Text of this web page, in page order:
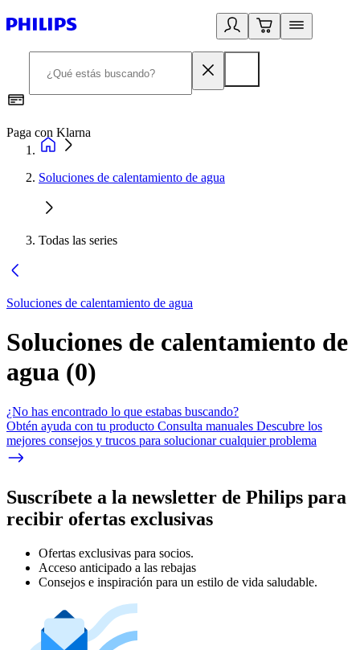
Paga con Klarna
Soluciones de calentamiento de agua
Todas las series
Soluciones de calentamiento de agua
Soluciones de calentamiento de
agua (0)
¿No has encontrado lo que estabas buscando?
Obtén ayuda con tu producto Consulta manuales Descubre los
mejores consejos y trucos para solucionar cualquier problema
Suscríbete a la newsletter de Philips para
recibir ofertas exclusivas
Ofertas exclusivas para socios.
Acceso anticipado a las rebajas
Consejos e inspiración para un estilo de vida saludable.